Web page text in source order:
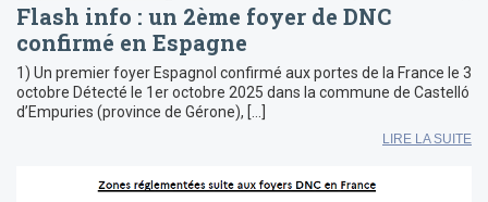
Flash info : un 2ème foyer de DNC
confirmé en Espagne
1) Un premier foyer Espagnol confirmé aux portes de la France le 3
octobre Détecté le 1er octobre 2025 dans la commune de Castelló
d’Empuries (province de Gérone), […]
LIRE LA SUITE